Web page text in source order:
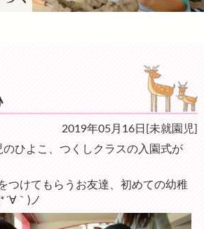
2019年05月16日[未就園児]
ひよこ、つくしクラスの入園式が
つけてもらうお友達、初めての幼稚
｀)ノ